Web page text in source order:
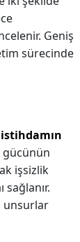
Geniş
sürecinde
istihdamın
gücünün
işsizlik
unsurlar